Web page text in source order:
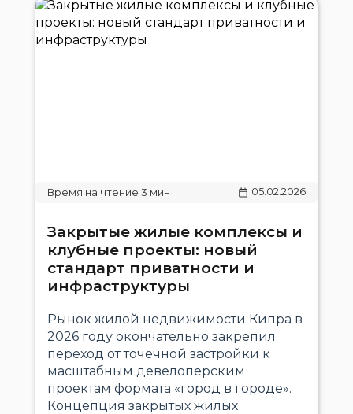
05.02.2026
Закрытые жилые комплексы и
клубные проекты: новый
стандарт приватности и
инфраструктуры
Рынок жилой недвижимости Кипра в
2026 году окончательно закрепил
переход от точечной застройки к
масштабным девелоперским
проектам формата «город в городе».
Концепция закрытых жилых